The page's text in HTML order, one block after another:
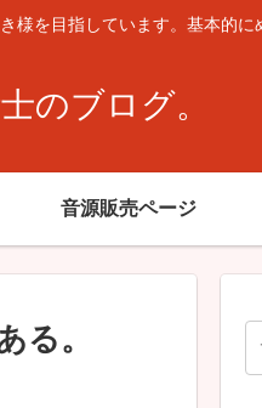
を目指しています。基本的に
のブログ。
音源販売ページ
る。